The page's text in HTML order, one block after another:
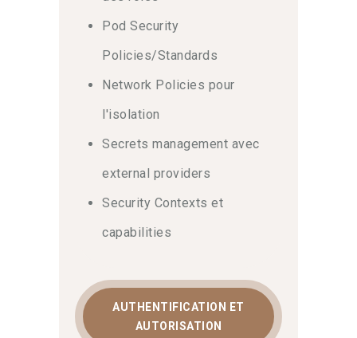
Pod Security
Policies/Standards
Network Policies pour
l'isolation
Secrets management avec
external providers
Security Contexts et
capabilities
AUTHENTIFICATION ET
AUTORISATION